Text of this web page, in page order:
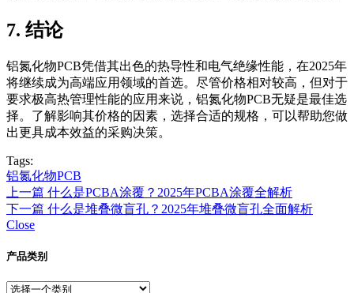
7. 结论
铝氮化物PCB凭借其出色的热导性和电气绝缘性能，在2025年
将继续成为高端应用领域的首选。尽管价格相对较高，但对于
要求极高热管理性能的应用来说，铝氮化物PCB无疑是最佳选
择。了解影响其价格的因素，选择合适的规格，可以帮助您做
出更具成本效益的采购决策。
Tags:
铝氮化物PCB
上一篇 什么是PCBA涂覆？2025年PCBA涂覆全解析
下一篇 什么是堆叠微盲孔？2025年堆叠微盲孔全面解析
Close
产品类别